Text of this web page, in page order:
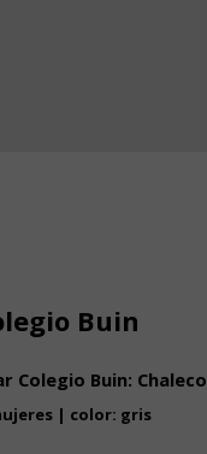
Buin
Colegio Buin: Chaleco
| color: gris